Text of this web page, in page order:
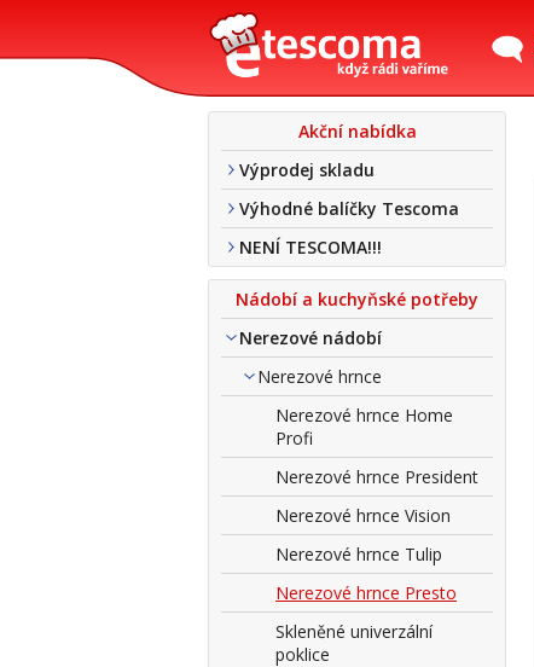
Akční nabídka
Výprodej skladu
Výhodné balíčky Tescoma
NENÍ TESCOMA!!!
Nádobí a kuchyňské potřeby
Nerezové nádobí
Nerezové hrnce
Nerezové hrnce Home
Profi
Nerezové hrnce President
Nerezové hrnce Vision
Nerezové hrnce Tulip
Nerezové hrnce Presto
Skleněné univerzální
poklice